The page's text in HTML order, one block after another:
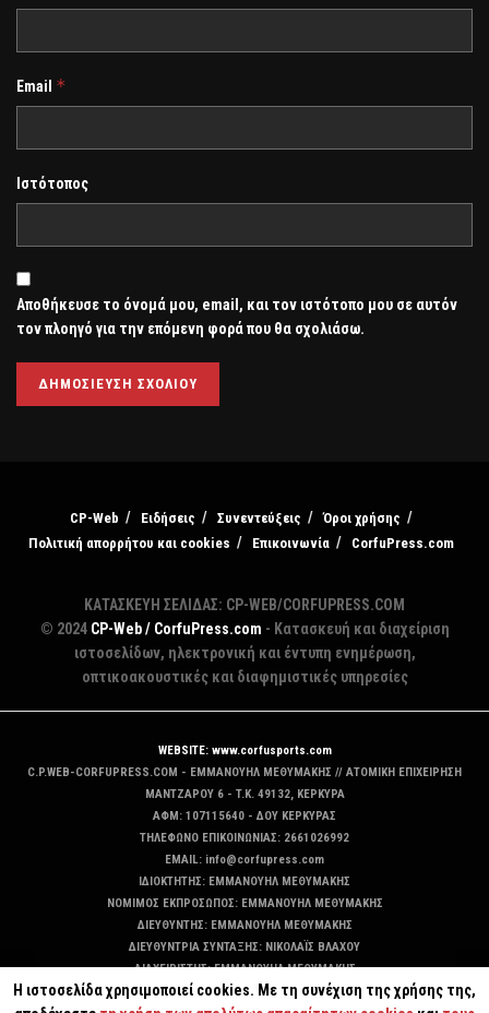
Email *
Ιστότοπος
Αποθήκευσε το όνομά μου, email, και τον ιστότοπο μου σε αυτόν
τον πλοηγό για την επόμενη φορά που θα σχολιάσω.
CP-Web Ειδήσεις Συνεντεύξεις
Όροι χρήσης
Πολιτική απορρήτου και cookies
Επικοινωνία CorfuPress.com
ΚΑΤΑΣΚΕΥΗ ΣΕΛΙΔΑΣ: CP-WEB/CORFUPRESS.COM
© 2024 CP-Web / CorfuPress.com - Κατασκευή και διαχείριση
ιστοσελίδων, ηλεκτρονική και έντυπη ενημέρωση,
οπτικοακουστικές και διαφημιστικές υπηρεσίες
WEBSITE: www.corfusports.com
C.P.WEB-CORFUPRESS.COM - ΕΜΜΑΝΟΥΗΛ ΜΕΘΥΜΑΚΗΣ // ΑΤΟΜΙΚΗ ΕΠΙΧΕΙΡΗΣΗ
MANTZAΡΟΥ 6 - T.K. 49132, ΚΕΡΚΥΡΑ
ΑΦΜ: 107115640 - ΔΟΥ ΚΕΡΚΥΡΑΣ
ΤΗΛΕΦΩΝΟ ΕΠΙΚΟΙΝΩΝΙΑΣ: 2661026992
EMAIL: info@corfupress.com
ΙΔΙΟΚΤΗΤΗΣ: EMMANOYΗΛ ΜΕΘΥΜΑΚΗΣ
ΝΟΜΙΜΟΣ ΕΚΠΡΟΣΩΠΟΣ: EMMANOYΗΛ ΜΕΘΥΜΑΚΗΣ
ΔΙΕΥΘΥΝΤΗΣ: EMMANOYΗΛ ΜΕΘΥΜΑΚΗΣ
ΔΙΕΥΘΥΝΤΡΙΑ ΣΥΝΤΑΞΗΣ: ΝΙΚΟΛΑΪΣ ΒΛΑΧΟΥ
ΔΙΑΧΕΙΡΙΣΤΗΣ: EMMANOYΗΛ ΜΕΘΥΜΑΚΗΣ
ΔΙΚΑΙΟΥΧΟΣ DOMAIN: ΕΜΜΑΝΟΥΗΛ ΜΕΘΥΜΑΚΗΣ
Η ιστοσελίδα χρησιμοποιεί cookies. Με τη συνέχιση της χρήσης της,